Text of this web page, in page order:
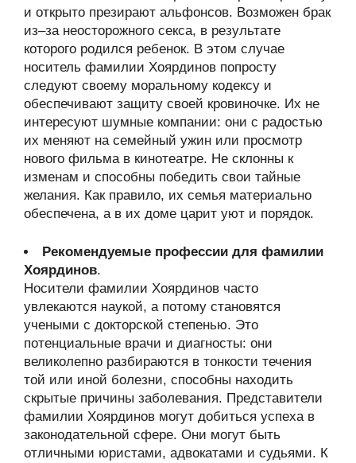
и открыто презирают альфонсов. Возможен брак
из–за неосторожного секса, в результате
которого родился ребенок. В этом случае
носитель фамилии Хоярдинов попросту
следуют своему моральному кодексу и
обеспечивают защиту своей кровиночке. Их не
интересуют шумные компании: они с радостью
их меняют на семейный ужин или просмотр
нового фильма в кинотеатре. Не склонны к
изменам и способны победить свои тайные
желания. Как правило, их семья материально
обеспечена, а в их доме царит уют и порядок.
Рекомендуемые профессии для фамилии
Хоярдинов.
Носители фамилии Хоярдинов часто
увлекаются наукой, а потому становятся
учеными с докторской степенью. Это
потенциальные врачи и диагносты: они
великолепно разбираются в тонкости течения
той или иной болезни, способны находить
скрытые причины заболевания. Представители
фамилии Хоярдинов могут добиться успеха в
законодательной сфере. Они могут быть
отличными юристами, адвокатами и судьями. К